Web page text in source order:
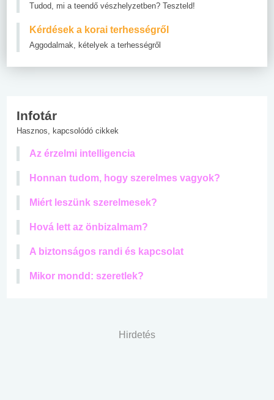
Tudod, mi a teendő vészhelyzetben? Teszteld!
Kérdések a korai terhességről
Aggodalmak, kételyek a terhességről
Infotár
Hasznos, kapcsolódó cikkek
Az érzelmi intelligencia
Honnan tudom, hogy szerelmes vagyok?
Miért leszünk szerelmesek?
Hová lett az önbizalmam?
A biztonságos randi és kapcsolat
Mikor mondd: szeretlek?
Hirdetés